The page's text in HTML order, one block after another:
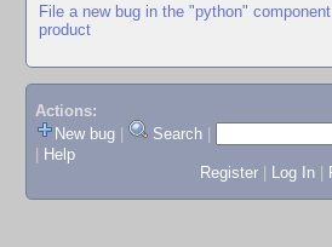
File a new bug in the "python"
product
Actions:
New bug
Search
Help
Register
Log In